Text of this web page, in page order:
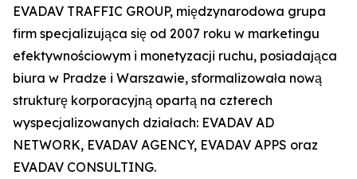
EVADAV TRAFFIC GROUP, międzynarodowa grupa
firm specjalizująca się od 2007 roku w marketingu
efektywnościowym i monetyzacji ruchu, posiadająca
biura w Pradze i Warszawie, sformalizowała nową
strukturę korporacyjną opartą na czterech
wyspecjalizowanych działach: EVADAV AD
NETWORK, EVADAV AGENCY, EVADAV APPS oraz
EVADAV CONSULTING.